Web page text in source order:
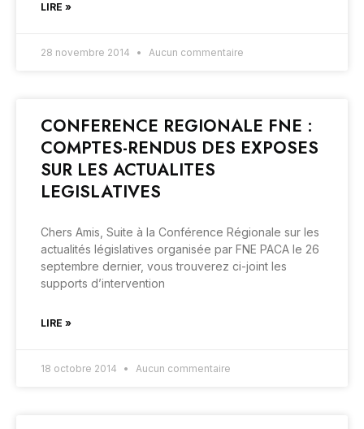
LIRE »
28 novembre 2014 Aucun commentaire
CONFERENCE REGIONALE FNE :
COMPTES-RENDUS DES EXPOSES
SUR LES ACTUALITES
LEGISLATIVES
Chers Amis, Suite à la Conférence Régionale sur les
actualités législatives organisée par FNE PACA le 26
septembre dernier, vous trouverez ci-joint les
supports d’intervention
LIRE »
18 octobre 2014 Aucun commentaire